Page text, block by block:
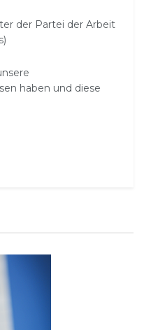
der Partei der Arbeit
haben und diese